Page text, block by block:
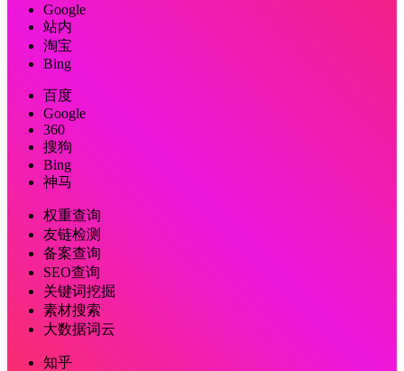
Google
站内
淘宝
Bing
百度
Google
360
搜狗
Bing
神马
权重查询
友链检测
备案查询
SEO查询
关键词挖掘
素材搜索
大数据词云
知乎